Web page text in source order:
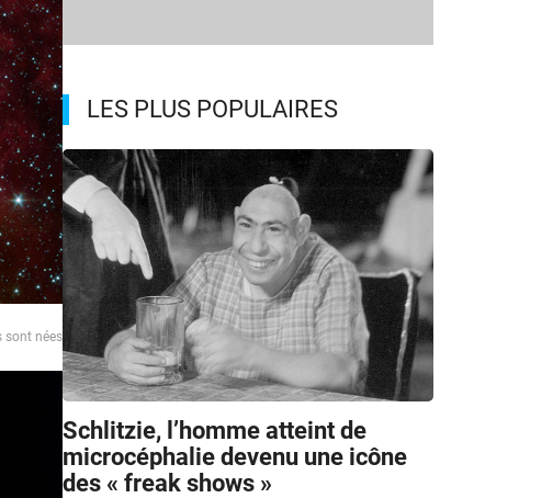
sont nées
LES PLUS POPULAIRES
Schlitzie, l’homme atteint de
microcéphalie devenu une icône
des « freak shows »